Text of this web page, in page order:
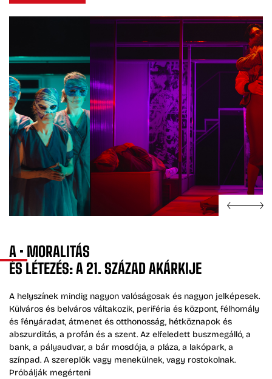
A • MORALITÁS
ÉS LÉTEZÉS:A21.SZÁZAD AKÁRKIJE
A helyszínek mindig nagyon valóságosak és nagyon jelképesek.
Külváros és belváros váltakozik, periféria és központ, félhomály
és fényáradat, átmenet és otthonosság, hétköznapok és
abszurditás, a profán és a szent. Az elfeledett buszmegálló, a
bank, a pályaudvar, a bár mosdója, a pláza, a lakópark, a
színpad. A szereplők vagy menekülnek, vagy rostokolnak.
Próbálják megérteni